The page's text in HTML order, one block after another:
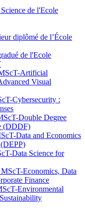
de l'Ecole
diplômé de l’École
de l'Ecole
Artificial
Visual
Cybersecurity :
Double Degree
(DDDF)
Data and Economics
Data Science for
Economics, Data
Finance
Environmental